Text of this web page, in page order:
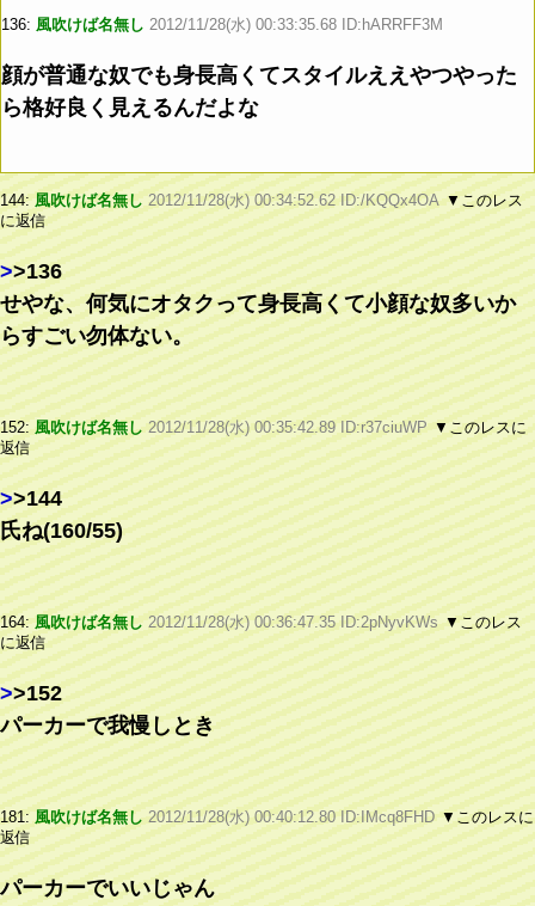
136: 風吹けば名無し 2012/11/28(水) 00:33:35.68 ID:hARRFF3M
顔が普通な奴でも身長高くてスタイルええやつやった
ら格好良く見えるんだよな
144: 風吹けば名無し 2012/11/28(水) 00:34:52.62 ID:/KQQx4OA ▼このレス
に返信
>>136
せやな、何気にオタクって身長高くて小顔な奴多いか
らすごい勿体ない。
152: 風吹けば名無し 2012/11/28(水) 00:35:42.89 ID:r37ciuWP ▼このレスに
返信
>>144
氏ね(160/55)
164: 風吹けば名無し 2012/11/28(水) 00:36:47.35 ID:2pNyvKWs ▼このレス
に返信
>>152
パーカーで我慢しとき
181: 風吹けば名無し 2012/11/28(水) 00:40:12.80 ID:IMcq8FHD ▼このレスに
返信
パーカーでいいじゃん